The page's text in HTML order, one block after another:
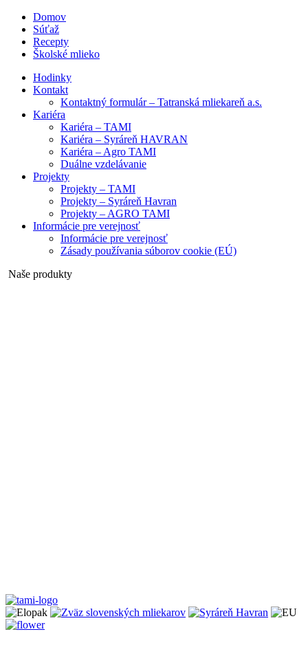
Domov
Súťaž
Recepty
Školské mlieko
Hodinky
Kontakt
Kontaktný formulár – Tatranská mliekareň a.s.
Kariéra
Kariéra – TAMI
Kariéra – Syráreň HAVRAN
Kariéra – Agro TAMI
Duálne vzdelávanie
Projekty
Projekty – TAMI
Projekty – Syráreň Havran
Projekty – AGRO TAMI
Informácie pre verejnosť
Informácie pre verejnosť
Zásady používania súborov cookie (EÚ)
Naše produkty